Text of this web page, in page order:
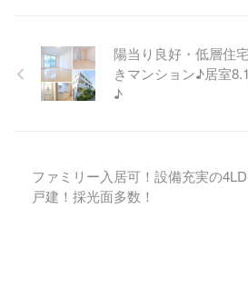
陽当り良好・低層住
きマンション♪居室
♪
ファミリー入居可！設備充実の
戸建！採光面多数！